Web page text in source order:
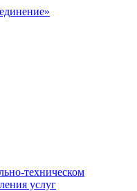
техническом
услуг